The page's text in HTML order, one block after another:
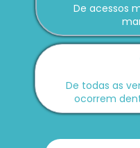
De todas as
ocorrem
De acessos